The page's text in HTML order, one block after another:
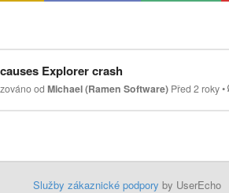
Explorer crash
odMichael (Ramen Software) Před 2 roky•
Služby zákaznické podpory by UserEcho